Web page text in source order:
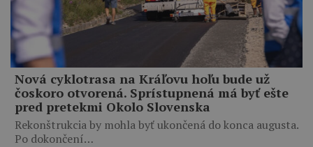
Nová cyklotrasa na Kráľovu hoľu bude už
čoskoro otvorená. Sprístupnená má byť ešte
pred pretekmi Okolo Slovenska
Rekonštrukcia by mohla byť ukončená do konca augusta.
Po dokončení…